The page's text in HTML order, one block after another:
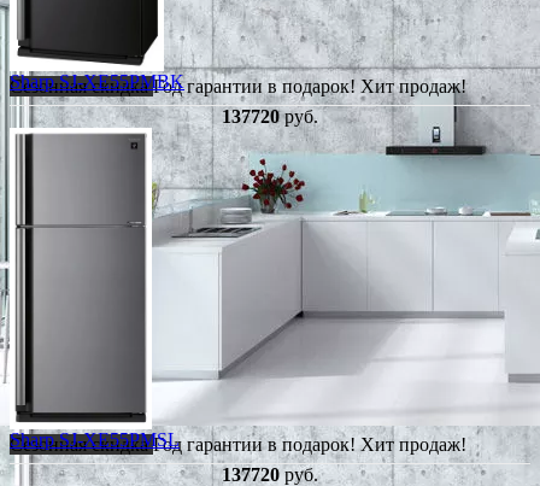
Сезонная скидкаГод гарантии в подарок! Хит продаж!
Sharp SJ-XE55PMBK
137720руб.
Сезонная скидкаГод гарантии в подарок!Хит продаж!
Sharp SJ-XE55PMSL
137720руб.